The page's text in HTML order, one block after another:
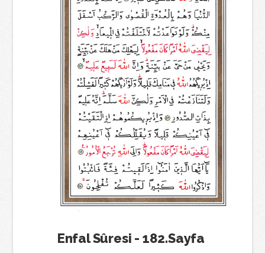
Enfal Sûresi - 182.Sayfa